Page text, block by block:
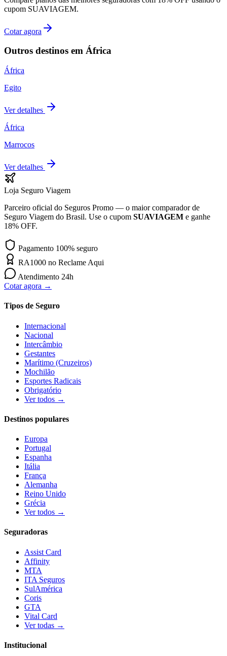
cupom SUAVIAGEM.
Cotar agora
Outros destinos em África
África
Egito
Ver detalhes
África
Marrocos
Ver detalhes
Loja Seguro Viagem
Parceiro oficial do Seguros Promo — o maior comparador de
Seguro Viagem do Brasil. Use o cupom SUAVIAGEM e ganhe
18% OFF.
Pagamento 100% seguro
RA1000 no Reclame Aqui
Atendimento 24h
Cotar agora →
Tipos de Seguro
Internacional
Nacional
Intercâmbio
Gestantes
Marítimo (Cruzeiros)
Mochilão
Esportes Radicais
Obrigatório
Ver todos →
Destinos populares
Europa
Portugal
Espanha
Itália
França
Alemanha
Reino Unido
Grécia
Ver todos →
Seguradoras
Assist Card
Affinity
MTA
ITA Seguros
SulAmérica
Coris
GTA
Vital Card
Ver todas →
Institucional